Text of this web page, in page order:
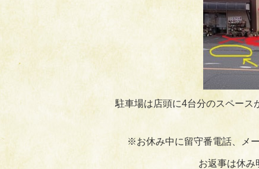
駐車場は店頭に4台分のスペース
※お休み中に留守番電話、メ
お返事は休み